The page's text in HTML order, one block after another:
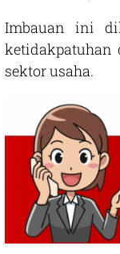
Imbauan ini
ketidakpatuhan
sektor usaha.